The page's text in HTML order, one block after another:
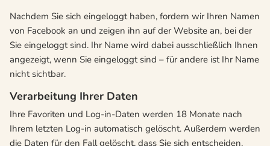
Nachdem Sie sich eingeloggt haben, fordern wir Ihren Namen
von Facebook an und zeigen ihn auf der Website an, bei der
Sie eingeloggt sind. Ihr Name wird dabei ausschließlich Ihnen
angezeigt, wenn Sie eingeloggt sind – für andere ist Ihr Name
nicht sichtbar.
Verarbeitung Ihrer Daten
Ihre Favoriten und Log-in-Daten werden 18 Monate nach
Ihrem letzten Log-in automatisch gelöscht. Außerdem werden
die Daten für den Fall gelöscht, dass Sie sich entscheiden,